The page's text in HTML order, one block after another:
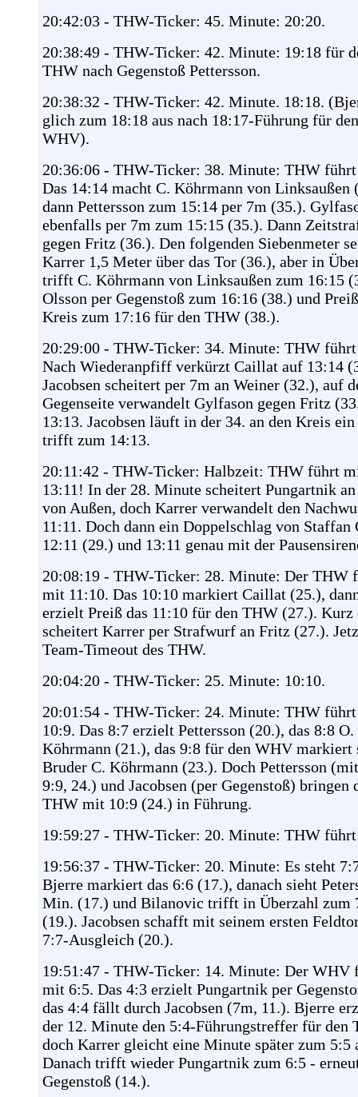
20:42:03 - THW-Ticker: 45. Minute: 20:20.
20:38:49 - THW-Ticker: 42. Minute: 19:18 für
THW nach Gegenstoß Pettersson.
20:38:32 - THW-Ticker: 42. Minute. 18:18.
glich zum 18:18 aus nach 18:17-Führung für den
WHV).
20:36:06 - THW-Ticker: 38. Minute: THW
Das 14:14 macht C. Köhrmann von Linksaußen
dann Pettersson zum 15:14 per 7m (35.).
ebenfalls per 7m zum 15:15 (35.). Dann
gegen Fritz (36.). Den folgenden Siebenmeter
Karrer 1,5 Meter über das Tor (36.), aber in
trifft C. Köhrmann von Linksaußen zum 16:15
Olsson per Gegenstoß zum 16:16 (38.) und
Kreis zum 17:16 für den THW (38.).
20:29:00 - THW-Ticker: 34. Minute: THW
Nach Wiederanpfiff verkürzt Caillat auf 13:14
Jacobsen scheitert per 7m an Weiner (32.), auf
Gegenseite verwandelt Gylfason gegen Fritz
13:13. Jacobsen läuft in der 34. an den Kreis ein
trifft zum 14:13.
20:11:42 - THW-Ticker: Halbzeit: THW führt
13:11! In der 28. Minute scheitert Pungartnik
von Außen, doch Karrer verwandelt den
11:11. Doch dann ein Doppelschlag von Staffan
12:11 (29.) und 13:11 genau mit der
20:08:19 - THW-Ticker: 28. Minute: Der THW
mit 11:10. Das 10:10 markiert Caillat (25.),
erzielt Preiß das 11:10 für den THW (27.). Kurz
scheitert Karrer per Strafwurf an Fritz (27.).
Team-Timeout des THW.
20:04:20 - THW-Ticker: 25. Minute: 10:10.
20:01:54 - THW-Ticker: 24. Minute: THW
10:9. Das 8:7 erzielt Pettersson (20.), das 8:8 O.
Köhrmann (21.), das 9:8 für den WHV markiert
Bruder C. Köhrmann (23.). Doch Pettersson
9:9, 24.) und Jacobsen (per Gegenstoß) bringen
THW mit 10:9 (24.) in Führung.
19:59:27 - THW-Ticker: 20. Minute: THW
19:56:37 - THW-Ticker: 20. Minute: Es steht
Bjerre markiert das 6:6 (17.), danach sieht
Min. (17.) und Bilanovic trifft in Überzahl zum
(19.). Jacobsen schafft mit seinem ersten
7:7-Ausgleich (20.).
19:51:47 - THW-Ticker: 14. Minute: Der WHV
mit 6:5. Das 4:3 erzielt Pungartnik per
das 4:4 fällt durch Jacobsen (7m, 11.). Bjerre
der 12. Minute den 5:4-Führungstreffer für den
doch Karrer gleicht eine Minute später zum 5:5
Danach trifft wieder Pungartnik zum 6:5 -
Gegenstoß (14.).